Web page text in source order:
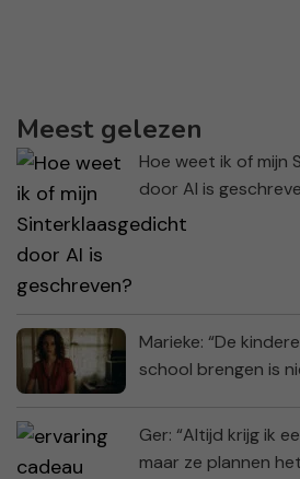
Meest gelezen
Hoe weet ik of mijn
door AI is
Marieke: “De
school brengen is
Ger: “Altijd krijg ik
maar ze plannen